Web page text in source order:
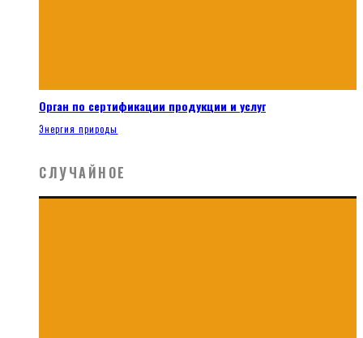
Орган по сертификации продукции и услуг
Энергия природы
СЛУЧАЙНОЕ